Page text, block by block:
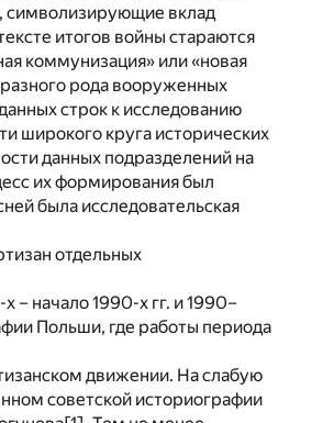
символизирующие вклад
итогов войны стараются
коммунизация» или «новая
рода вооруженных
строк к исследованию
широкого круга исторических
данных подразделений на
их формирования был
была исследовательская
отдельных
– начало 1990-х гг. и 1990–
Польши, где работы периода
движении. На слабую
советской историографии